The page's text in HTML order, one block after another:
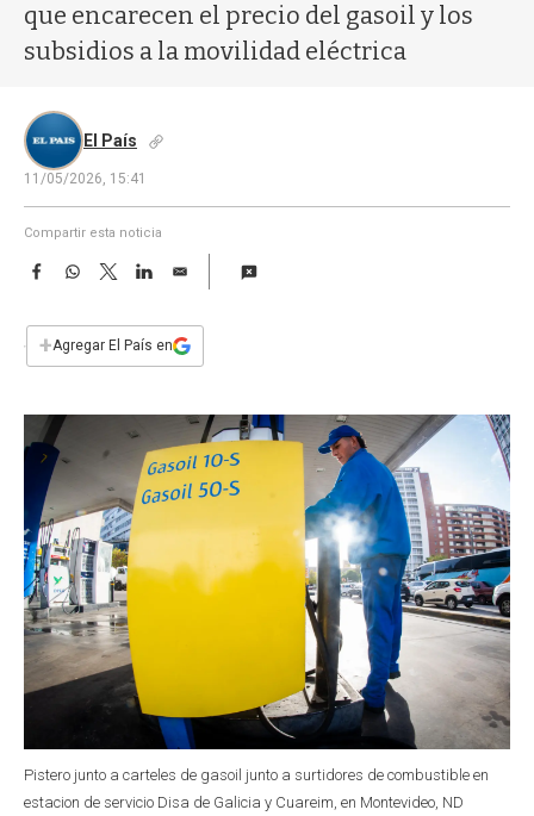
que encarecen el precio del gasoil y los
subsidios a la movilidad eléctrica
El País
11/05/2026, 15:41
Compartir esta noticia
F
e
b
k
W
s
T
w
t
L
E
i
l
+Agregar El País en
Pistero junto a carteles de gasoil junto a surtidores de combustible en
estacion de servicio Disa de Galicia y Cuareim, en Montevideo, ND